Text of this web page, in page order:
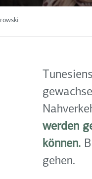
werden
können.
gehen.